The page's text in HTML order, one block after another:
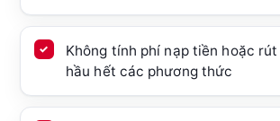
Không tính phí nạp tiền hoặc
hầu hết các phương thức